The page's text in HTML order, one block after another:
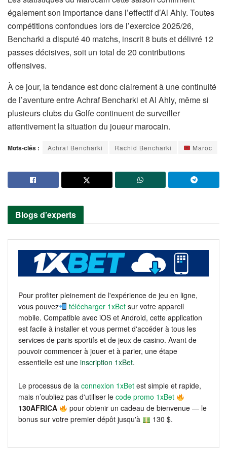
également son importance dans l’effectif d’Al Ahly. Toutes
compétitions confondues lors de l’exercice 2025/26,
Bencharki a disputé 40 matchs, inscrit 8 buts et délivré 12
passes décisives, soit un total de 20 contributions
offensives.
À ce jour, la tendance est donc clairement à une continuité
de l’aventure entre Achraf Bencharki et Al Ahly, même si
plusieurs clubs du Golfe continuent de surveiller
attentivement la situation du joueur marocain.
Mots-clés : Achraf Bencharki Rachid Bencharki Maroc
Blogs d’experts
Pour profiter pleinement de l'expérience de jeu en ligne,
vous pouvez
télécharger 1xBet sur votre appareil
mobile. Compatible avec iOS et Android, cette application
est facile à installer et vous permet d'accéder à tous les
services de paris sportifs et de jeux de casino. Avant de
pouvoir commencer à jouer et à parier, une étape
essentielle est une inscription 1xBet.
Le processus de la connexion 1xBet est simple et rapide,
mais n’oubliez pas d'utiliser le code promo 1xBet
130AFRICA
pour obtenir un cadeau de bienvenue — le
bonus sur votre premier dépôt jusqu'à
130 $.